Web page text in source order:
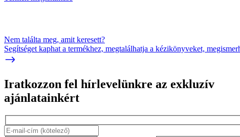
Nem találta meg, amit keresett?
Segítséget kaphat a termékhez, megtalálhatja a kézikönyveket,
Iratkozzon fel hírlevelünkre az exkluzív
ajánlatainkért​